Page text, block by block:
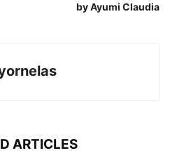
by Ayumi Claudia
ARTICLES